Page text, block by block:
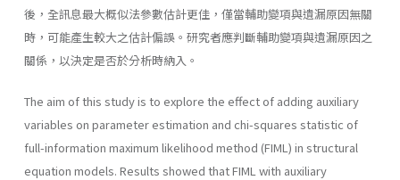
後，全訊息最大概似法參數估計更佳，僅當輔助變項與遺漏原因無關
時，可能產生較大之估計偏誤。研究者應判斷輔助變項與遺漏原因之
關係，以決定是否於分析時納入。
The aim of this study is to explore the effect of adding auxiliary
variables on parameter estimation and chi-squares statistic of
full-information maximum likelihood method (FIML) in structural
equation models. Results showed that FIML with auxiliary